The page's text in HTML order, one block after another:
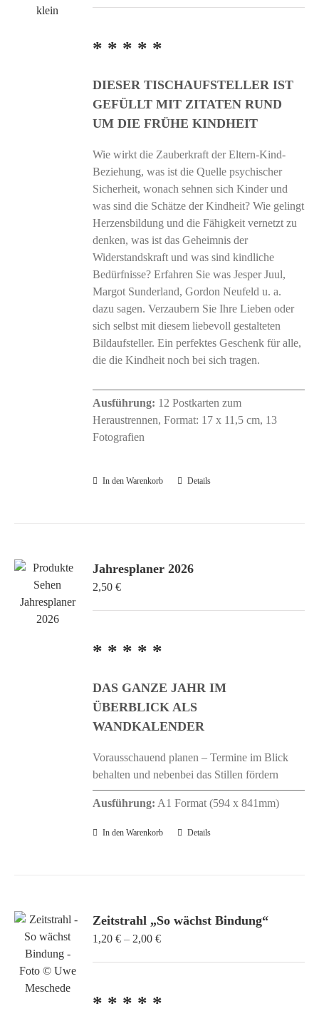
* * * * *
DIESER TISCHAUFSTELLER IST
GEFÜLLT MIT ZITATEN RUND
UM DIE FRÜHE KINDHEIT
Wie wirkt die Zauberkraft der Eltern-Kind-
Beziehung, was ist die Quelle psychischer
Sicherheit, wonach sehnen sich Kinder und
was sind die Schätze der Kindheit? Wie gelingt
Herzensbildung und die Fähigkeit vernetzt zu
denken, was ist das Geheimnis der
Widerstandskraft und was sind kindliche
Bedürfnisse? Erfahren Sie was Jesper Juul,
Margot Sunderland, Gordon Neufeld u. a.
dazu sagen. Verzaubern Sie Ihre Lieben oder
sich selbst mit diesem liebevoll gestalteten
Bildaufsteller. Ein perfektes Geschenk für alle,
die die Kindheit noch bei sich tragen.
Ausführung: 12 Postkarten zum
Heraustrennen, Format: 17 x 11,5 cm, 13
Fotografien
In den Warenkorb Details
Jahresplaner 2026
2,50€
* * * * *
DAS GANZE JAHR IM
ÜBERBLICK ALS
WANDKALENDER
Vorausschauend planen – Termine im Blick
behalten und nebenbei das Stillen fördern
Ausführung: A1 Format (594 x 841mm)
In den Warenkorb Details
Zeitstrahl „So wächst Bindung“
1,20€ – 2,00€Preisspanne:
* * * * *